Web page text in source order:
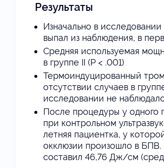
Результаты
Изначально в
выпал из наблюдения, в
Средняя используемая
в группе II (P < .001)
Термоиндуцированный
отсутствии случаев в
исследовании не
После процедуры у одного
при контрольном
летняя пациентка, у
окклюзии произошло в БПВ.
составил 46,76 Дж/см